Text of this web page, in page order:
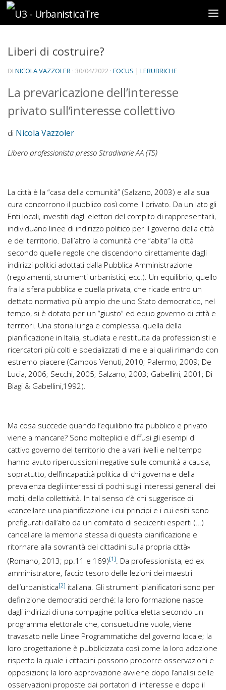
Sotto il contenuto
Liberi di costruire?
DI NICOLA VAZZOLER · 30/04/2022 · FOCUS | LERUBRICHE
La prevaricazione dell’interesse
privato sull’interesse collettivo
di Nicola Vazzoler
Libero professionista presso Stradivarie AA (TS)
La città è la “casa della comunità” (Salzano, 2003) e alla sua
cura concorrono il pubblico così come il privato. Da un lato gli
Enti locali, investiti dagli elettori del compito di rappresentarli,
individuano linee di indirizzo politico per il governo della città
e del territorio. Dall’altro la comunità che “abita” la città
secondo quelle regole che discendono direttamente dagli
indirizzi politici adottati dalla Pubblica Amministrazione
(regolamenti, strumenti urbanistici, ecc.). Un equilibrio, quello
fra la sfera pubblica e quella privata, che ricade entro un
dettato normativo più ampio che uno Stato democratico, nel
tempo, si è dotato per un “giusto” ed equo governo di città e
territori. Una storia lunga e complessa, quella della
pianificazione in Italia, studiata e restituita da professionisti e
ricercatori più colti e specializzati di me e ai quali rimando con
estremo piacere (Campos Venuti, 2010; Palermo, 2009; De
Lucia, 2006; Secchi, 2005; Salzano, 2003; Gabellini, 2001; Di
Biagi & Gabellini,1992).
Ma cosa succede quando l’equilibrio fra pubblico e privato
viene a mancare? Sono molteplici e diffusi gli esempi di
cattivo governo del territorio che a vari livelli e nel tempo
hanno avuto ripercussioni negative sulle comunità a causa,
sopratutto, dell’incapacità politica di chi governa e della
prevalenza degli interessi di pochi sugli interessi generali dei
molti, della collettività. In tal senso c’è chi suggerisce di
«cancellare una pianificazione i cui principi e i cui esiti sono
prefigurati dall’alto da un comitato di sedicenti esperti (…)
cancellare la memoria stessa di questa pianificazione e
ritornare alla sovranità dei cittadini sulla propria città»
(Romano, 2013; pp.11 e 169)[1]. Da professionista, ed ex
amministratore, faccio tesoro delle lezioni dei maestri
dell’urbanistica[2] italiana. Gli strumenti pianificatori sono per
definizione democratici perché: la loro formazione nasce
dagli indirizzi di una compagine politica eletta secondo un
programma elettorale che, consuetudine vuole, viene
travasato nelle Linee Programmatiche del governo locale; la
loro progettazione è pubblicizzata così come la loro adozione
rispetto la quale i cittadini possono proporre osservazioni e
opposizioni; la loro approvazione avviene dopo l’analisi delle
osservazioni proposte dai portatori di interesse e dopo il